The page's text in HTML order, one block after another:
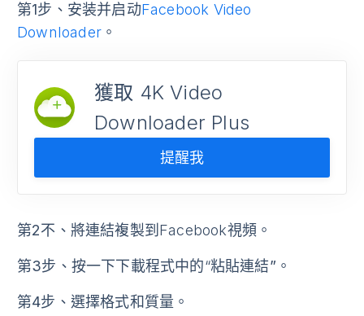
第1步 、安装并启动Facebook Video
Downloader 。
獲取 4K Video
Downloader Plus
提醒我
第2不 、將連結複製到Facebook視頻。
第3步 、按一下下載程式中的“粘貼連結”。
第4步 、選擇格式和質量。